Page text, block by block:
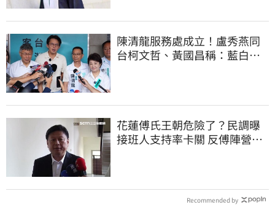
陳清龍服務處成立！盧秀燕同
台柯文哲、黃國昌稱：藍白同
花蓮傅氏王朝危險了？民調曝
接班人支持率卡關 反傅陣營迎
Recommended by